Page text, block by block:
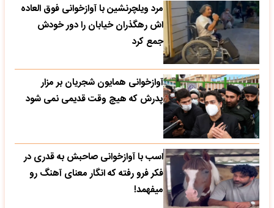
مرد ویلچرنشین با آوازخوانی فوق العاده
اش رهگذران خیابان را دور خودش
جمع کرد
آوازخوانی همایون شجریان بر مزار
پدرش که هیچ وقت قدیمی نمی شود
اسب با آوازخوانی صاحبش به قدری در
فکر فرو رفته که انگار معنای آهنگ رو
میفهمد!